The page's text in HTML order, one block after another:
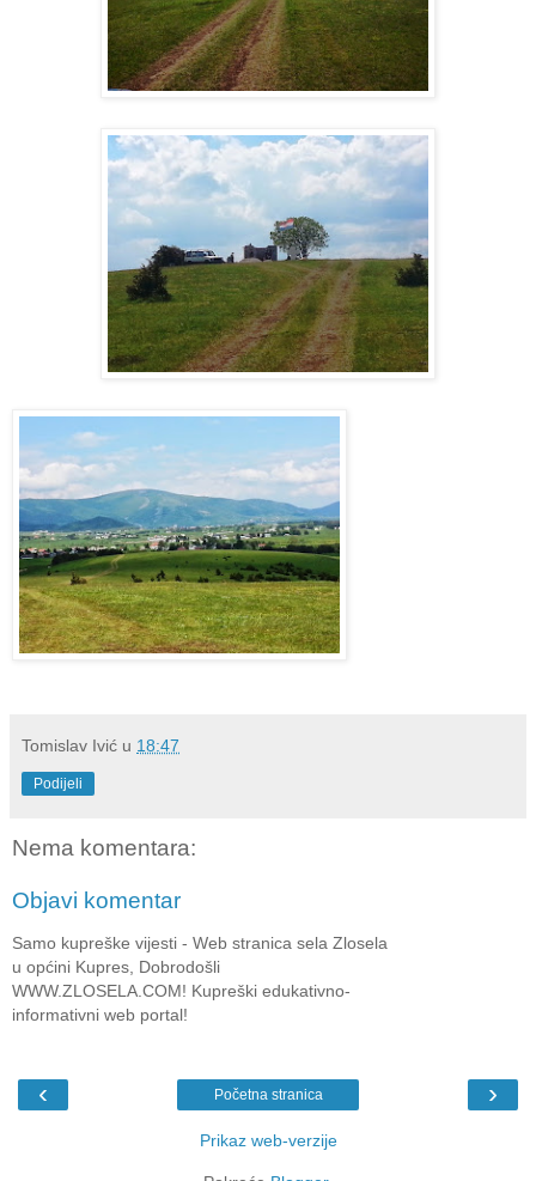
Tomislav Ivić u 18:47
Podijeli
Nema komentara:
Objavi komentar
Samo kupreške vijesti - Web stranica sela Zlosela
u općini Kupres, Dobrodošli
WWW.ZLOSELA.COM! Kupreški edukativno-
informativni web portal!
‹ ›
Početna stranica
Prikaz web-verzije